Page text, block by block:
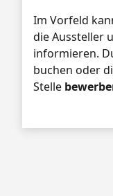
Im Vorfeld
die Aussteller
informieren.
buchen oder
Stelle